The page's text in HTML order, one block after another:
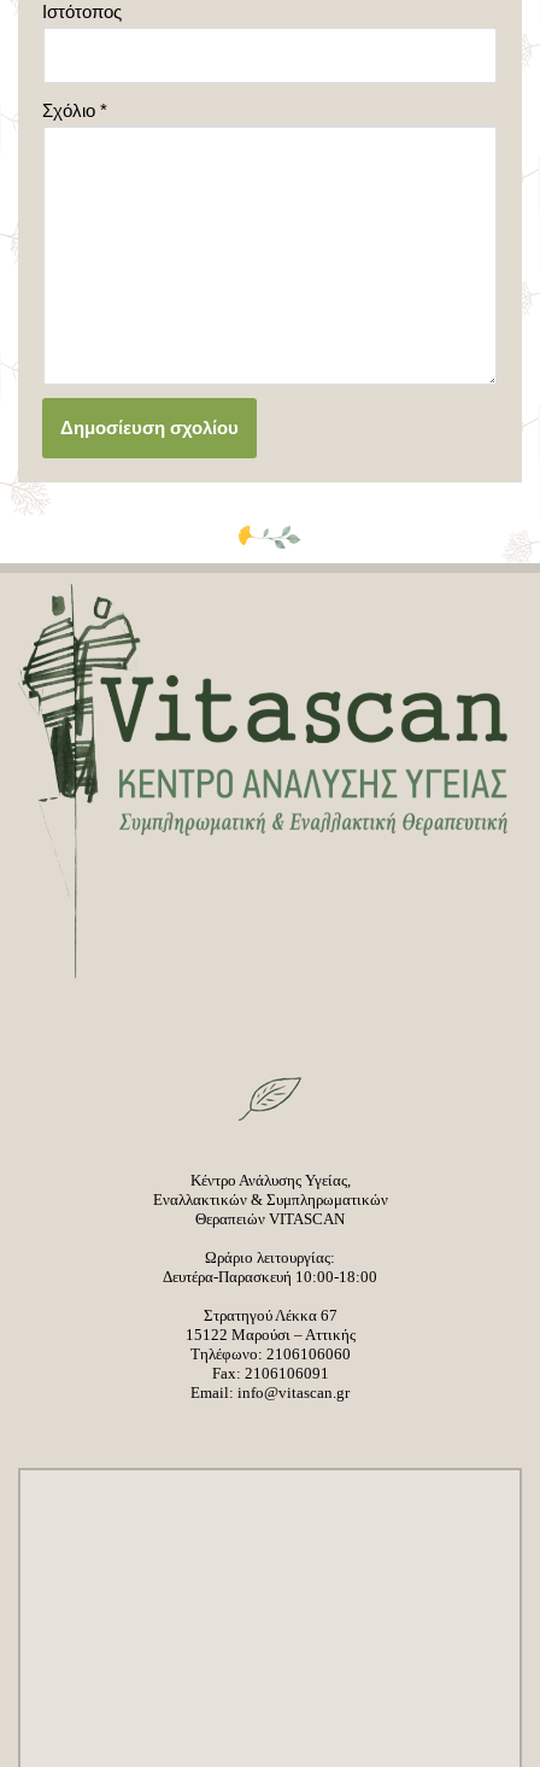
Ιστότοπος
Σχόλιο *
Κέντρο Ανάλυσης Υγείας,
Εναλλακτικών & Συμπληρωματικών
Θεραπειών VITASCAN
Ωράριο λειτουργίας:
Δευτέρα-Παρασκευή 10:00-18:00
Στρατηγού Λέκκα 67
15122 Μαρούσι – Αττικής
Τηλέφωνο: 2106106060
Fax: 2106106091
Email: info@vitascan.gr